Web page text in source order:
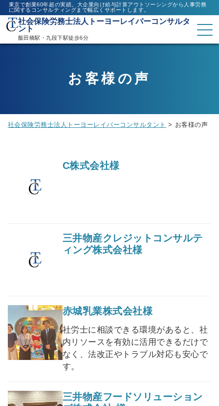
東京で創業60年超の実績。大企業向け給与計算アウトソーシングから人事労務
に関するコンサルティングまで幅広くサポートします。
社会保険労務士法人トーヨーレイバーコンサルタ
ント
飯田橋駅・九段下駅徒歩6分
お客様の声
社会保険労務士法人トーヨーレイバーコンサルタント > お客様の声
C株式会社様
三井物産クレジットコンサルテ
ィング株式会社様
赤城乳業株式会社様
社労士に相談できる環境があると、社
内リソースを有効に活用できるだけで
なく、法改正やトラブル対応も安心で
す。
三井物産フードソリューション